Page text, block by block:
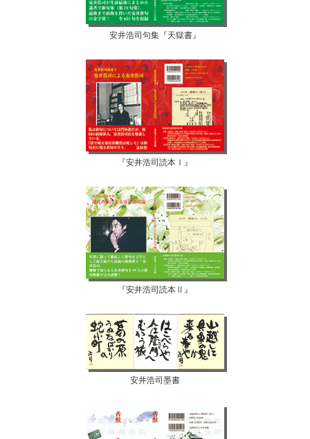
安井浩司句集『天獄書』
『安井浩司読本Ⅰ』
『安井浩司読本Ⅱ』
安井浩司墨書